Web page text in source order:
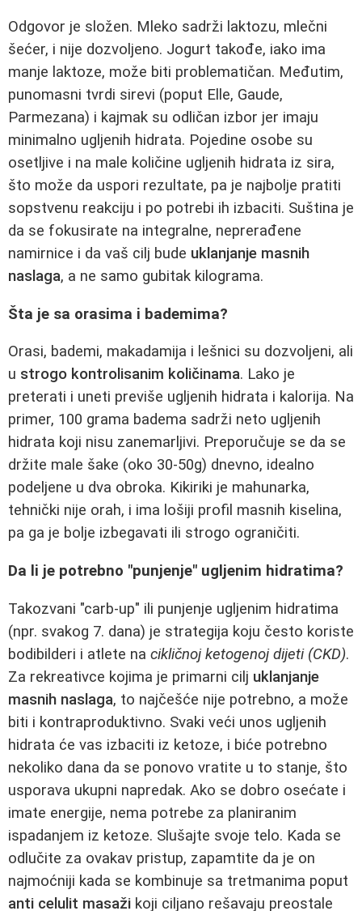
Odgovor je složen. Mleko sadrži laktozu, mlečni
šećer, i nije dozvoljeno. Jogurt takođe, iako ima
manje laktoze, može biti problematičan. Međutim,
punomasni tvrdi sirevi (poput Elle, Gaude,
Parmezana) i kajmak su odličan izbor jer imaju
minimalno ugljenih hidrata. Pojedine osobe su
osetljive i na male količine ugljenih hidrata iz sira,
što može da uspori rezultate, pa je najbolje pratiti
sopstvenu reakciju i po potrebi ih izbaciti. Suština je
da se fokusirate na integralne, neprerađene
namirnice i da vaš cilj bude uklanjanje masnih
naslaga, a ne samo gubitak kilograma.
Šta je sa orasima i bademima?
Orasi, bademi, makadamija i lešnici su dozvoljeni, ali
u strogo kontrolisanim količinama. Lako je
preterati i uneti previše ugljenih hidrata i kalorija. Na
primer, 100 grama badema sadrži neto ugljenih
hidrata koji nisu zanemarljivi. Preporučuje se da se
držite male šake (oko 30-50g) dnevno, idealno
podeljene u dva obroka. Kikiriki je mahunarka,
tehnički nije orah, i ima lošiji profil masnih kiselina,
pa ga je bolje izbegavati ili strogo ograničiti.
Da li je potrebno "punjenje" ugljenim hidratima?
Takozvani "carb-up" ili punjenje ugljenim hidratima
(npr. svakog 7. dana) je strategija koju često koriste
bodibilderi i atlete na cikličnoj ketogenoj dijeti (CKD).
Za rekreativce kojima je primarni cilj uklanjanje
masnih naslaga, to najčešće nije potrebno, a može
biti i kontraproduktivno. Svaki veći unos ugljenih
hidrata će vas izbaciti iz ketoze, i biće potrebno
nekoliko dana da se ponovo vratite u to stanje, što
usporava ukupni napredak. Ako se dobro osećate i
imate energije, nema potrebe za planiranim
ispadanjem iz ketoze. Slušajte svoje telo. Kada se
odlučite za ovakav pristup, zapamtite da je on
najmoćniji kada se kombinuje sa tretmanima poput
anti celulit masaži koji ciljano rešavaju preostale